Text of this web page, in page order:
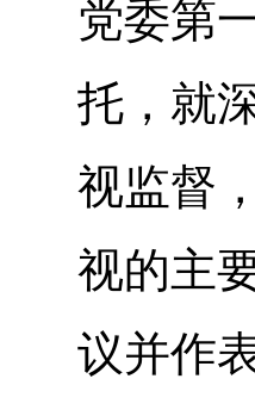
党委第
托，就
视监督
视的主
议并作